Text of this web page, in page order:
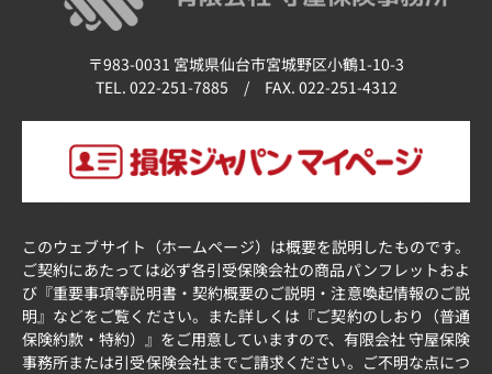
〒983-0031 宮城県仙台市宮城野区小鶴1-10-3
TEL. 022-251-7885 / FAX. 022-251-4312
このウェブサイト（ホームページ）は概要を説明したものです。
ご契約にあたっては必ず各引受保険会社の商品パンフレットおよ
び『重要事項等説明書・契約概要のご説明・注意喚起情報のご説
明』などをご覧ください。また詳しくは『ご契約のしおり（普通
保険約款・特約）』をご用意していますので、有限会社 守屋保険
事務所または引受保険会社までご請求ください。ご不明な点につ